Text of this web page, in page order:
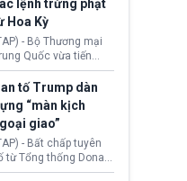
trước tại California.
lệnh trừng phạt
Hoa Kỳ
- Bộ Thương mại
Quốc vừa tiến
áp đặt lệnh trừng
lên hàng loạt thực
và siết chặt kiểm
xuất khẩu máy bay
người lái (UAV)
Hoa Kỳ. Động thái
nhằm đáp trả các
pháp hạn chế
tố Trump dàn
“màn kịch
giao”
- Bất chấp tuyên
từ Tổng thống Donald
về tiến trình đàm